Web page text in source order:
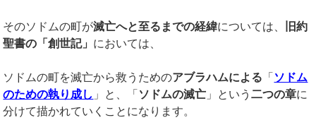
そのソドムの町が滅亡へと至るまでの経緯については、
旧約
聖書の「創世記」 においては、
ソドムの町を滅亡から救うためのアブラハムによる 「 ソドム
のための執り成し 」と、「 ソドムの滅亡 」という二つの章に
分けて描かれていくことになります。